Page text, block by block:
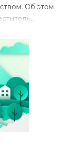
Об этом